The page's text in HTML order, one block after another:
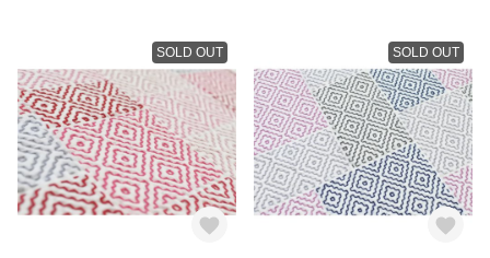
SOLD OUT SOLD OUT